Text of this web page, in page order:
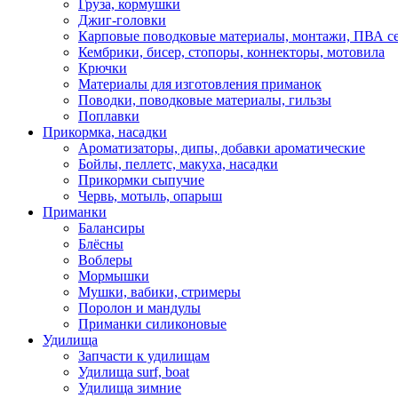
Груза, кормушки
Джиг-головки
Карповые поводковые материалы, монтажи, ПВА
Кембрики, бисер, стопоры, коннекторы, мотовила
Крючки
Материалы для изготовления приманок
Поводки, поводковые материалы, гильзы
Поплавки
Прикормка, насадки
Ароматизаторы, дипы, добавки ароматические
Бойлы, пеллетс, макуха, насадки
Прикормки сыпучие
Червь, мотыль, опарыш
Приманки
Балансиры
Блёсны
Воблеры
Мормышки
Мушки, вабики, стримеры
Поролон и мандулы
Приманки силиконовые
Удилища
Запчасти к удилищам
Удилища surf, boat
Удилища зимние